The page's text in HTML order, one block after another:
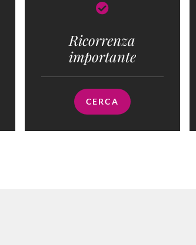
Ricorrenza
importante
CERCA